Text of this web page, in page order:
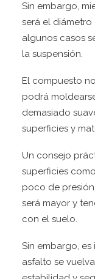
Sin embargo,
será el
algunos casos
la suspensión.
El compuesto
podrá
demasiado
superficies y
Un consejo
superficies
poco de
será mayor y
con el suelo.
Sin embargo,
asfalto se